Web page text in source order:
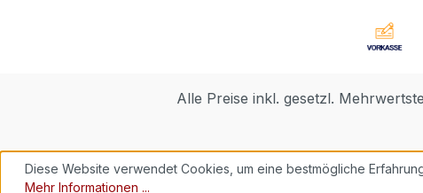
Alle Preise inkl. gesetzl.
Diese Website verwendet Cookies, um eine bestmögliche
Mehr Informationen ...